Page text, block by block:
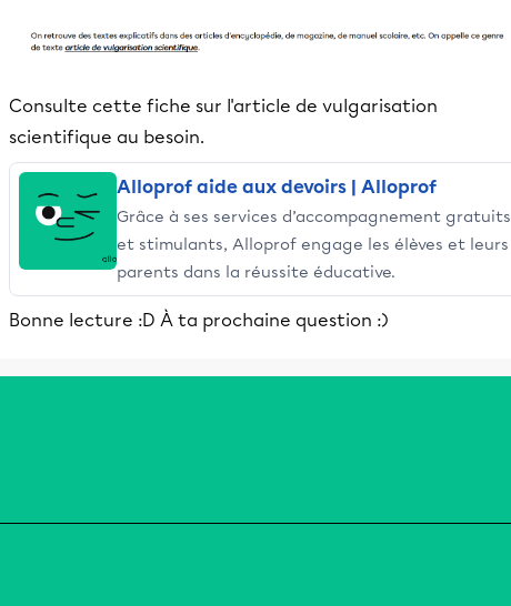
Consulte cette fiche sur l'article de vulgarisation
scientifique au besoin.
Alloprof aide aux devoirs | Alloprof
Grâce à ses services d’accompagnement gratuits
et stimulants, Alloprof engage les élèves et leurs
parents dans la réussite éducative.
Bonne lecture :D À ta prochaine question :)